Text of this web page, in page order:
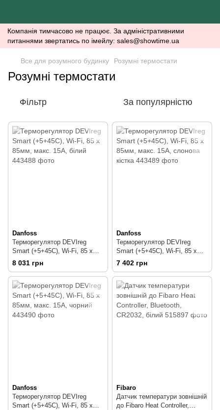
Компанія тимчасово не працює. За адміністративними
питаннями звертатись по імейлу: sales@showtime.ua
Все для розумного будинку Розумні термостати
Розумні термостати
Фільтр За популярністю
Danfoss
Терморегулятор DEVIreg
Smart (+5+45С), Wi-Fi, 85 х
85мм, макс. 15A, білий
8 031 грн
Danfoss
Терморегулятор DEVIreg
Smart (+5+45С), Wi-Fi, 85 х
85мм, макс. 15A, слонова
7 402 грн
Danfoss
Терморегулятор DEVIreg
Smart (+5+45С), Wi-Fi, 85 х
Fibaro
Датчик температури зовнішній
до Fibaro Heat Controller,